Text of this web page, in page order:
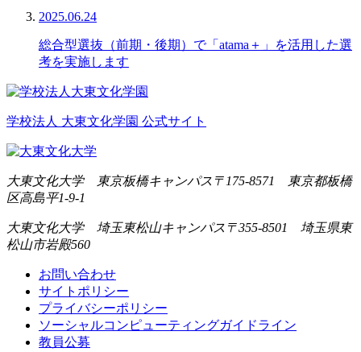
2025.06.24
総合型選抜（前期・後期）で「atama＋」を活用した選
考を実施します
学校法人 大東文化学園 公式サイト
大東文化大学 東京板橋キャンパス 〒175-8571 東京都板橋
区高島平1-9-1
大東文化大学 埼玉東松山キャンパス 〒355-8501 埼玉県東
松山市岩殿560
お問い合わせ
サイトポリシー
プライバシーポリシー
ソーシャルコンピューティングガイドライン
教員公募